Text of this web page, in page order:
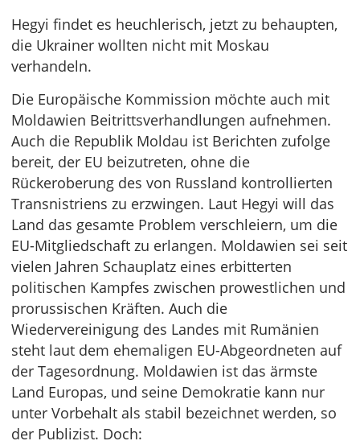
Hegyi findet es heuchlerisch, jetzt zu behaupten,
die Ukrainer wollten nicht mit Moskau
verhandeln.
Die Europäische Kommission möchte auch mit
Moldawien Beitrittsverhandlungen aufnehmen.
Auch die Republik Moldau ist Berichten zufolge
bereit, der EU beizutreten, ohne die
Rückeroberung des von Russland kontrollierten
Transnistriens zu erzwingen. Laut Hegyi will das
Land das gesamte Problem verschleiern, um die
EU-Mitgliedschaft zu erlangen. Moldawien sei seit
vielen Jahren Schauplatz eines erbitterten
politischen Kampfes zwischen prowestlichen und
prorussischen Kräften. Auch die
Wiedervereinigung des Landes mit Rumänien
steht laut dem ehemaligen EU-Abgeordneten auf
der Tagesordnung. Moldawien ist das ärmste
Land Europas, und seine Demokratie kann nur
unter Vorbehalt als stabil bezeichnet werden, so
der Publizist. Doch: